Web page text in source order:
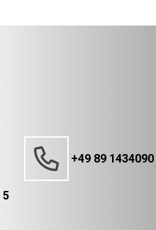
+49 89 1434090
5